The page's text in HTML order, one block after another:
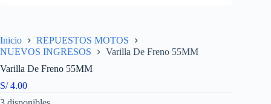
Inicio
REPUESTOS MOTOS
NUEVOS INGRESOS
Varilla De Freno 55MM
Varilla De Freno 55MM
S/4.00